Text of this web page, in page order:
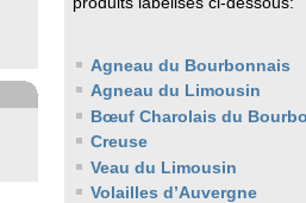
Agneau du Bourbonnais
Agneau du Limousin
Bœuf Charolais du
Creuse
Veau du Limousin
Volailles d’Auvergne